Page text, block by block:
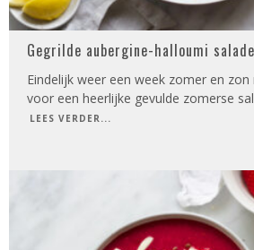
Gegrilde aubergine-halloumi
Eindelijk weer een week zomer en zon
voor een heerlijke gevulde zomerse
LEES VERDER...